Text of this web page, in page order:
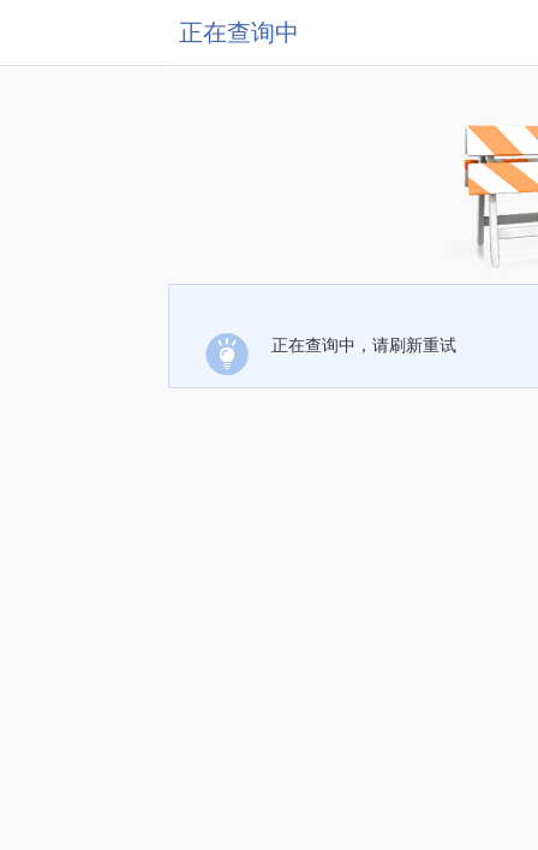
正在查询中
正在查询中，请刷新重试